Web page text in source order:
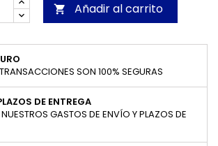
 Añadir al carrito
SON 100% SEGURAS
DE ENTREGA
GASTOS DE ENVÍO Y PLAZOS DE